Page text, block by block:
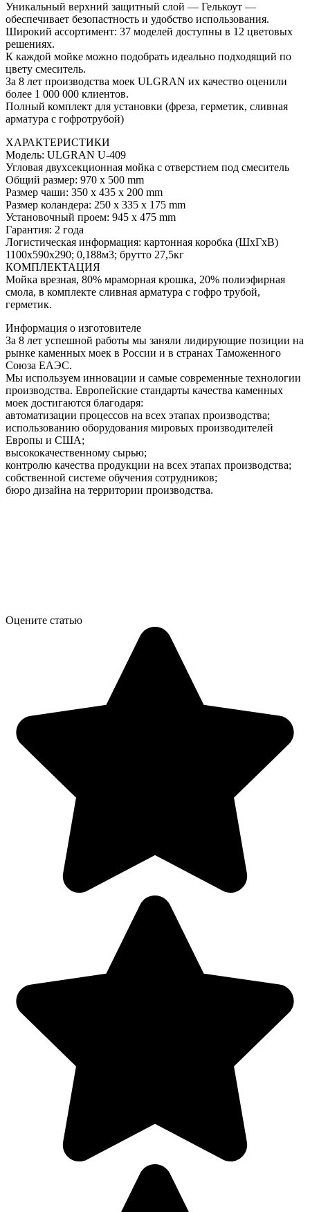
Уникальный верхний защитный слой — Гелькоут —
обеспечивает безопастность и удобство использования.
Широкий ассортимент: 37 моделей доступны в 12 цветовых
решениях.
К каждой мойке можно подобрать идеально подходящий по
цвету смеситель.
За 8 лет производства моек ULGRAN их качество оценили
более 1 000 000 клиентов.
Полный комплект для установки (фреза, герметик, сливная
арматура с гофротрубой)
ХАРАКТЕРИСТИКИ
Модель: ULGRAN U-409
Угловая двухсекционная мойка с отверстием под смеситель
Общий размер: 970 х 500 mm
Размер чаши: 350 х 435 х 200 mm
Размер коландера: 250 х 335 х 175 mm
Установочный проем: 945 х 475 mm
Гарантия: 2 года
Логистическая информация: картонная коробка (ШхГхВ)
1100х590х290; 0,188м3; брутто 27,5кг
КОМПЛЕКТАЦИЯ
Мойка врезная, 80% мраморная крошка, 20% полиэфирная
смола, в комплекте сливная арматура c гофро трубой,
герметик.
Информация о изготовителе
За 8 лет успешной работы мы заняли лидирующие позиции на
рынке каменных моек в России и в странах Таможенного
Союза ЕАЭС.
Мы используем инновации и самые современные технологии
производства. Европейские стандарты качества каменных
моек достигаются благодаря:
автоматизации процессов на всех этапах производства;
использованию оборудования мировых производителей
Европы и США;
высококачественному сырью;
контролю качества продукции на всех этапах производства;
собственной системе обучения сотрудников;
бюро дизайна на территории производства.
Оцените статью